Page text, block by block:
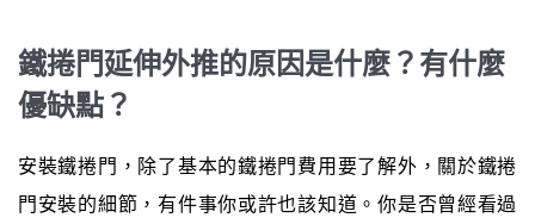
鐵捲門延伸外推的原因是什麼？有什麼
優缺點？
安裝鐵捲門，除了基本的鐵捲門費用要了解外，關於鐵捲
門安裝的細節，有件事你或許也該知道。你是否曾經看過